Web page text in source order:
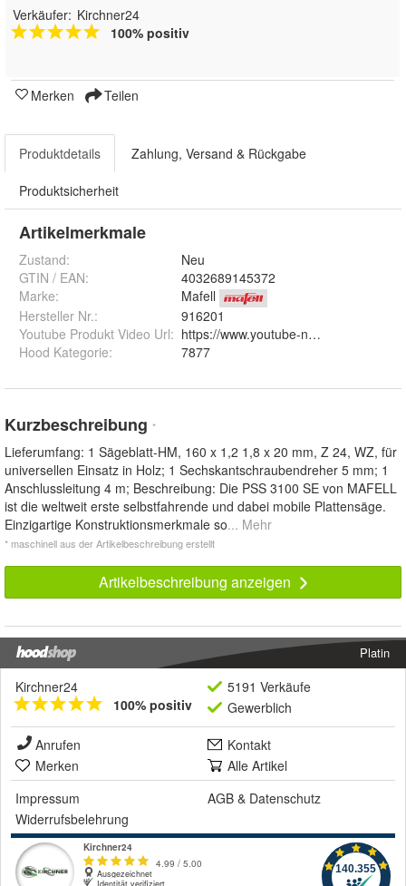
Verkäufer: Kirchner24
100% positiv
Merken Teilen
Produktdetails Zahlung, Versand & Rückgabe
Produktsicherheit
Artikelmerkmale
Zustand:
Neu
GTIN / EAN:
4032689145372
Marke:
Mafell
Hersteller Nr.:
916201
Youtube Produkt Video Url: https://www.youtube-nocookie.com/
Hood Kategorie: 7877
Kurzbeschreibung *
Lieferumfang: 1 Sägeblatt-HM, 160 x 1,2 1,8 x 20 mm, Z 24, WZ, für
universellen Einsatz in Holz; 1 Sechskantschraubendreher 5 mm; 1
Anschlussleitung 4 m; Beschreibung: Die PSS 3100 SE von MAFELL
ist die weltweit erste selbstfahrende und dabei mobile Plattensäge.
Einzigartige Konstruktionsmerkmale so... Mehr
* maschinell aus der Artikelbeschreibung erstellt
Artikelbeschreibung anzeigen
Platin
Kirchner24
100% positiv
5191 Verkäufe
Gewerblich
Anrufen
Kontakt
Merken
Alle Artikel
Impressum
AGB & Datenschutz
Widerrufsbelehrung